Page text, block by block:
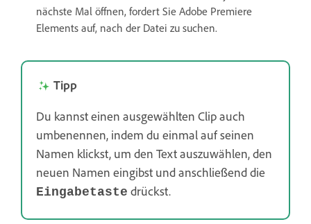
nächste Mal öffnen, fordert Sie Adobe Premiere
Elements auf, nach der Datei zu suchen.
Tipp
Du kannst einen ausgewählten Clip auch
umbenennen, indem du einmal auf seinen
Namen klickst, um den Text auszuwählen, den
neuen Namen eingibst und anschließend die
Eingabetaste drückst.